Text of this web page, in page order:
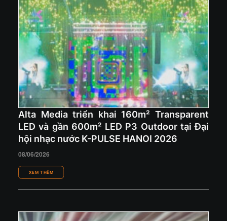
Alta Media triển khai 160m² Transparent
LED và gần 600m² LED P3 Outdoor tại Đại
hội nhạc nước K-PULSE HANOI 2026
08/06/2026